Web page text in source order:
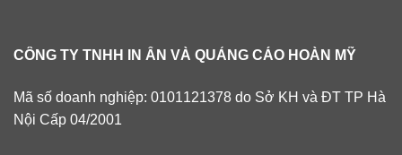
CÔNG TY TNHH IN ẤN VÀ QUẢNG CÁO HOÀN MỸ
Mã số doanh nghiệp: 0101121378 do Sở KH và ĐT TP Hà
Nội Cấp 04/2001